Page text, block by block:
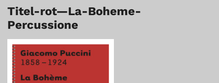
Titel-rot—La-Boheme-
Percussione